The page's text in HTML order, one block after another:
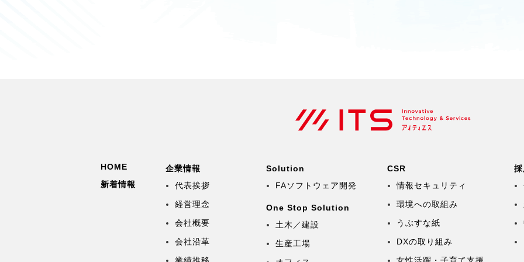
HOME
新着情報
企業情報
代表挨拶
経営理念
会社概要
会社沿革
Solution
FAソフトウェア開発
One Stop Solution
土木／建設
生産工場
CSR
情報セキュリティ
環境への取組み
うぶすな紙
DXの取り組み